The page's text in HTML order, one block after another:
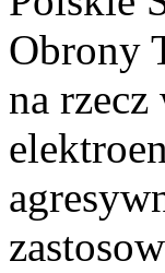
Obrony
na